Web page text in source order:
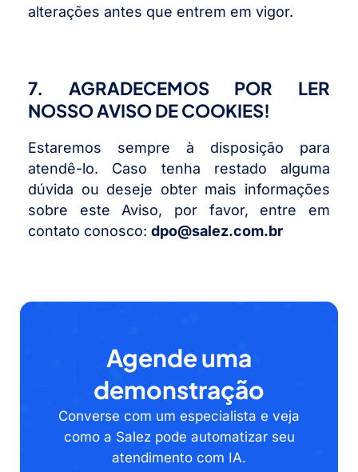
alterações antes que entrem em vigor.
7. AGRADECEMOS POR LER
NOSSO AVISO DE COOKIES!
Estaremos sempre à disposição para
atendê-lo. Caso tenha restado alguma
dúvida ou deseje obter mais informações
sobre este Aviso, por favor, entre em
contato conosco: dpo@salez.com.br
Agende uma
demonstração
Converse com um especialista e veja
como a Salez pode automatizar seu
atendimento com IA.